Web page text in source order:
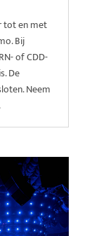
tot en met
Bij
of CDD-
De
Neem